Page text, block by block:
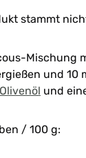
stammt
Mischung
und 10
und
/ 100 g: